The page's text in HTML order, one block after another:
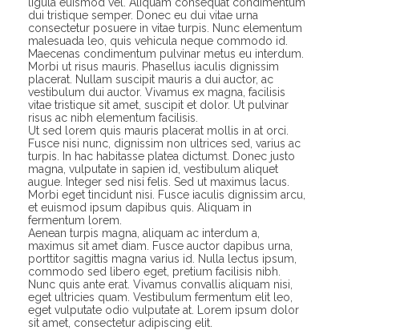
dui tristique semper. Donec eu dui vitae urna
consectetur posuere in vitae turpis. Nunc elementum
malesuada leo, quis vehicula neque commodo id.
Maecenas condimentum pulvinar metus eu interdum.
Morbi ut risus mauris. Phasellus iaculis dignissim
placerat. Nullam suscipit mauris a dui auctor, ac
vestibulum dui auctor. Vivamus ex magna, facilisis
vitae tristique sit amet, suscipit et dolor. Ut pulvinar
risus ac nibh elementum facilisis.
Ut sed lorem quis mauris placerat mollis in at orci.
Fusce nisi nunc, dignissim non ultrices sed, varius ac
turpis. In hac habitasse platea dictumst. Donec justo
magna, vulputate in sapien id, vestibulum aliquet
augue. Integer sed nisi felis. Sed ut maximus lacus.
Morbi eget tincidunt nisi. Fusce iaculis dignissim arcu,
et euismod ipsum dapibus quis. Aliquam in
fermentum lorem.
Aenean turpis magna, aliquam ac interdum a,
maximus sit amet diam. Fusce auctor dapibus urna,
porttitor sagittis magna varius id. Nulla lectus ipsum,
commodo sed libero eget, pretium facilisis nibh.
Nunc quis ante erat. Vivamus convallis aliquam nisi,
eget ultricies quam. Vestibulum fermentum elit leo,
eget vulputate odio vulputate at. Lorem ipsum dolor
sit amet, consectetur adipiscing elit.